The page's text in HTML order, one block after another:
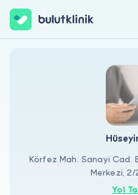
Körfez Mah. Sanayi Cad.
Merkezi,
Yol